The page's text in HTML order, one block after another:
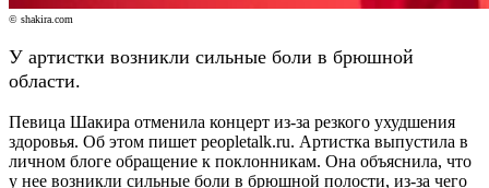
© shakira.com
У артистки возникли сильные боли в брюшной
области.
Певица Шакира отменила концерт из-за резкого ухудшения
здоровья. Об этом пишет peopletalk.ru. Артистка выпустила в
личном блоге обращение к поклонникам. Она объяснила, что
у нее возникли сильные боли в брюшной полости, из-за чего